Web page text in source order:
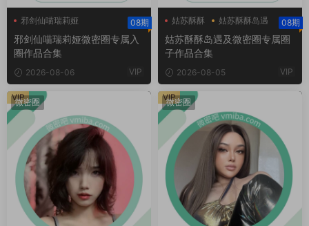
邪剑仙喵瑞莉娅
邪剑仙喵瑞莉娅微密圈
08期
邪剑仙喵瑞莉娅微密圈专属入
圈作品合集
2026-08-06 VIP
姑苏酥酥
姑苏酥酥岛遇
姑苏酥酥微密圈
08期
姑苏酥酥岛遇及微密圈专属圈
子作品合集
2026-08-05 VIP
微密圈
VIP 微密圈
VIP